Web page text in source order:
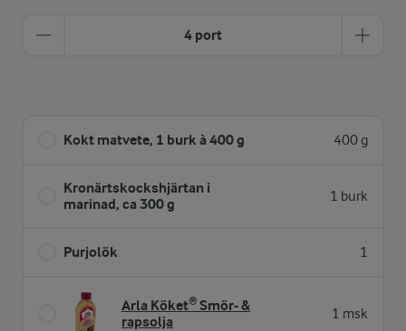
4 port
Kokt matvete, 1 burk à 400 g 400 g
Kronärtskockshjärtan i
marinad, ca 300 g
1 burk
Purjolök 1
Arla Köket® Smör- &
rapsolja
1 msk